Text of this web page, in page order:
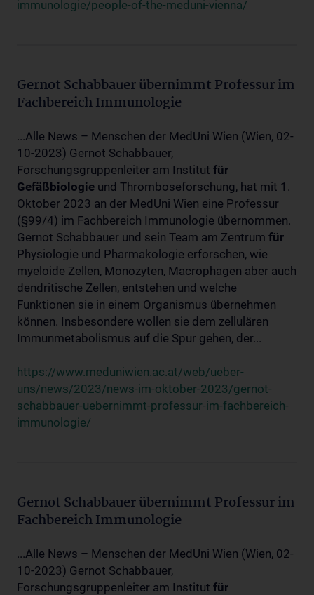
immunologie/people-of-the-meduni-vienna/
Gernot Schabbauer übernimmt Professur im
Fachbereich Immunologie
...Alle News – Menschen der MedUni Wien (Wien, 02-
10-2023) Gernot Schabbauer,
Forschungsgruppenleiter am Institut für
Gefäßbiologie und Thromboseforschung, hat mit 1.
Oktober 2023 an der MedUni Wien eine Professur
(§99/4) im Fachbereich Immunologie übernommen.
Gernot Schabbauer und sein Team am Zentrum für
Physiologie und Pharmakologie erforschen, wie
myeloide Zellen, Monozyten, Macrophagen aber auch
dendritische Zellen, entstehen und welche
Funktionen sie in einem Organismus übernehmen
können. Insbesondere wollen sie dem zellulären
Immunmetabolismus auf die Spur gehen, der...
https://www.meduniwien.ac.at/web/ueber-
uns/news/2023/news-im-oktober-2023/gernot-
schabbauer-uebernimmt-professur-im-fachbereich-
immunologie/
Gernot Schabbauer übernimmt Professur im
Fachbereich Immunologie
...Alle News – Menschen der MedUni Wien (Wien, 02-
10-2023) Gernot Schabbauer,
Forschungsgruppenleiter am Institut für